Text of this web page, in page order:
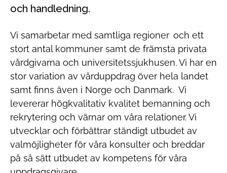
och handledning.
Vi samarbetar med samtliga regioner och ett
stort antal kommuner samt de främsta privata
vårdgivarna och universitetssjukhusen. Vi har en
stor variation av vårduppdrag över hela landet
samt finns även i Norge och Danmark. Vi
levererar högkvalitativ kvalitet bemanning och
rekrytering och värnar om våra relationer. Vi
utvecklar och förbättrar ständigt utbudet av
valmöjligheter för våra konsulter och breddar
på så sätt utbudet av kompetens för våra